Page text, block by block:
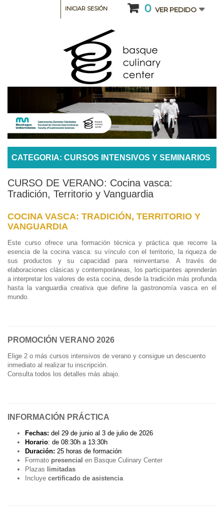
0 VER PEDIDO
INICIAR SESIÓN
CATEGORIA: CURSOS INTENSIVOS Y SEMINARIOS
CURSO DE VERANO: Cocina vasca:
Tradición, Territorio y Vanguardia
COCINA VASCA: TRADICIÓN, TERRITORIO Y
VANGUARDIA
Este curso ofrece una formación técnica y práctica que recorre la
esencia de la cocina vasca: su vínculo con el territorio, la riqueza de
sus productos y su capacidad para reinventarse. A través de
elaboraciones clásicas y contemporáneas, los participantes aprenderán
a interpretar los valores de esta cocina, desde la tradición más profunda
hasta la vanguardia creativa que define la gastronomía vasca en el
mundo.
PROMOCIÓN VERANO 2026
Elige 2 o más cursos intensivos de verano y consigue un descuento
inmediato al realizar tu inscripción.
Consulta todos los detalles más abajo.
INFORMACIÓN PRÁCTICA
Fechas: del 29 de junio al 3 de julio de 2026
Horario: de 08:30h a 13:30h
Duración: 25 horas de formación
Formato presencial en Basque Culinary Center
Plazas
limitadas
Incluye certificado de asistencia